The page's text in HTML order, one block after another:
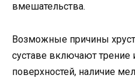
вмешательства.
Возможные причины
суставе включают
поверхностей, наличие